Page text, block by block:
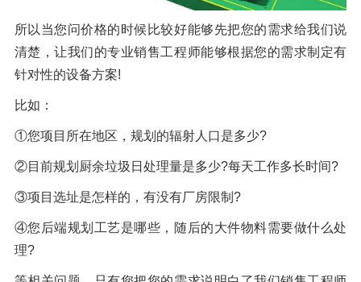
所以当您问价格的时候比较好能够先把您的需求给我们说
清楚，让我们的专业销售工程师能够根据您的需求制定有
针对性的设备方案!
比如：
①您项目所在地区，规划的辐射人口是多少?
②目前规划厨余垃圾日处理量是多少?每天工作多长时间?
③项目选址是怎样的，有没有厂房限制?
④您后端规划工艺是哪些，随后的大件物料需要做什么处
理?